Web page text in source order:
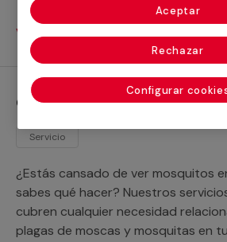
vivienda o en tu empresa.
Ver servicios
Control de plagas de Moscas
Servicio
¿Estás cansado de ver mosquitos
sabes qué hacer? Nuestros
cubren cualquier necesidad
plagas de moscas y mosquitas en
Configurar
Rechazar
Aceptar